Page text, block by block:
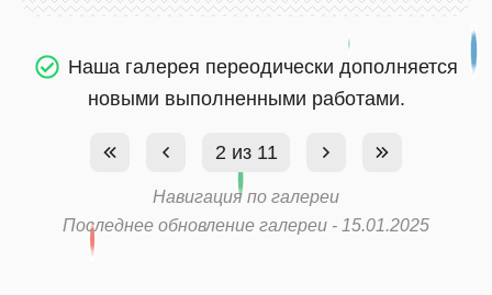
Наша галерея переодически дополняется
новыми выполненными работами.
2 из 11
Навигация по галереи
Последнее обновление галереи - 15.01.2025